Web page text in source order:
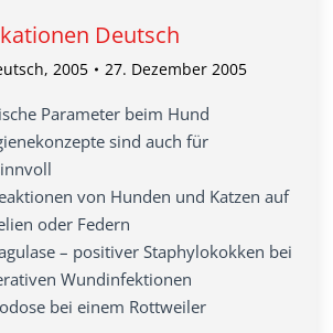
Deutsch
, 2005 27. Dezember 2005
Parameter beim Hund
sind auch für
von Hunden und Katzen auf
oder Federn
– positiver Staphylokokken bei
Wundinfektionen
bei einem Rottweiler